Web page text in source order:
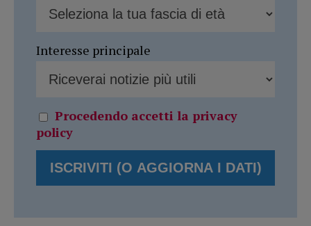
Interesse principale
Procedendo accetti la privacy
policy